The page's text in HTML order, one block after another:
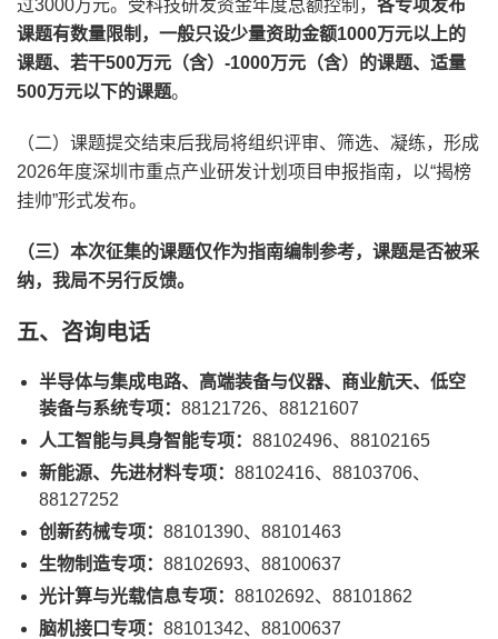
过3000万元。受科技研发资金年度总额控制， 各专项发布
课题有数量限制，一般只设少量资助金额1000万元以上的
课题、若干500万元（含）-1000万元（含）的课题、适量
500万元以下的课题。
（二）课题提交结束后我局将组织评审、筛选、凝练，形成
2026年度深圳市重点产业研发计划项目申报指南，以“揭榜
挂帅”形式发布。
（三）本次征集的课题仅作为指南编制参考，课题是否被采
纳，我局不另行反馈。
五、咨询电话
半导体与集成电路、高端装备与仪器、商业航天、低空
装备与系统专项： 88121726、88121607
人工智能与具身智能专项： 88102496、88102165
新能源、先进材料专项： 88102416、88103706、
88127252
创新药械专项： 88101390、88101463
生物制造专项： 88102693、88100637
光计算与光载信息专项： 88102692、88101862
脑机接口专项： 88101342、88100637